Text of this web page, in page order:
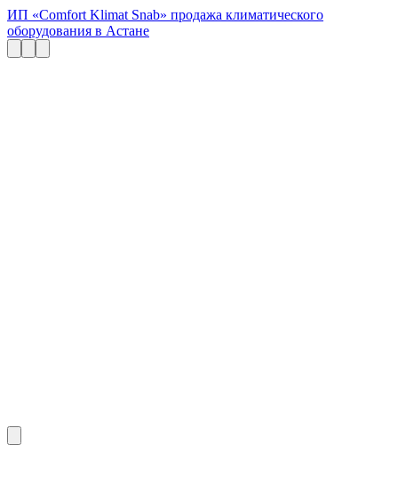
ИП «Comfort Klimat Snab» продажа климатического
оборудования в Астане